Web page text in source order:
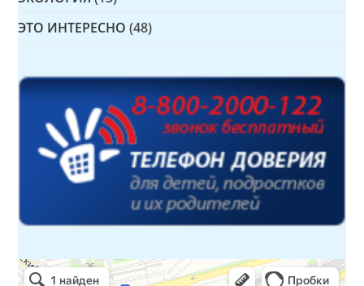
ЭТО ИНТЕРЕСНО (48)
Детская библиотека № 14 Дружбы народов
Библиотека в Севастополе